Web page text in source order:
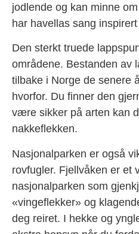
jodlende og kan minne
har havellas sang
Den sterkt truede
områdene. Bestanden av
tilbake i Norge de senere
hvorfor. Du finner den
være sikker på arten kan
nakkeflekken.
Nasjonalparken er også
rovfugler. Fjellvåken er et
nasjonalparken som
«vingeflekker» og
deg reiret. I hekke og